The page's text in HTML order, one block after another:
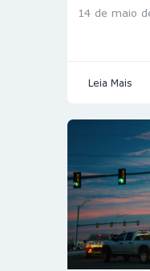
14 de maio
Leia Mais